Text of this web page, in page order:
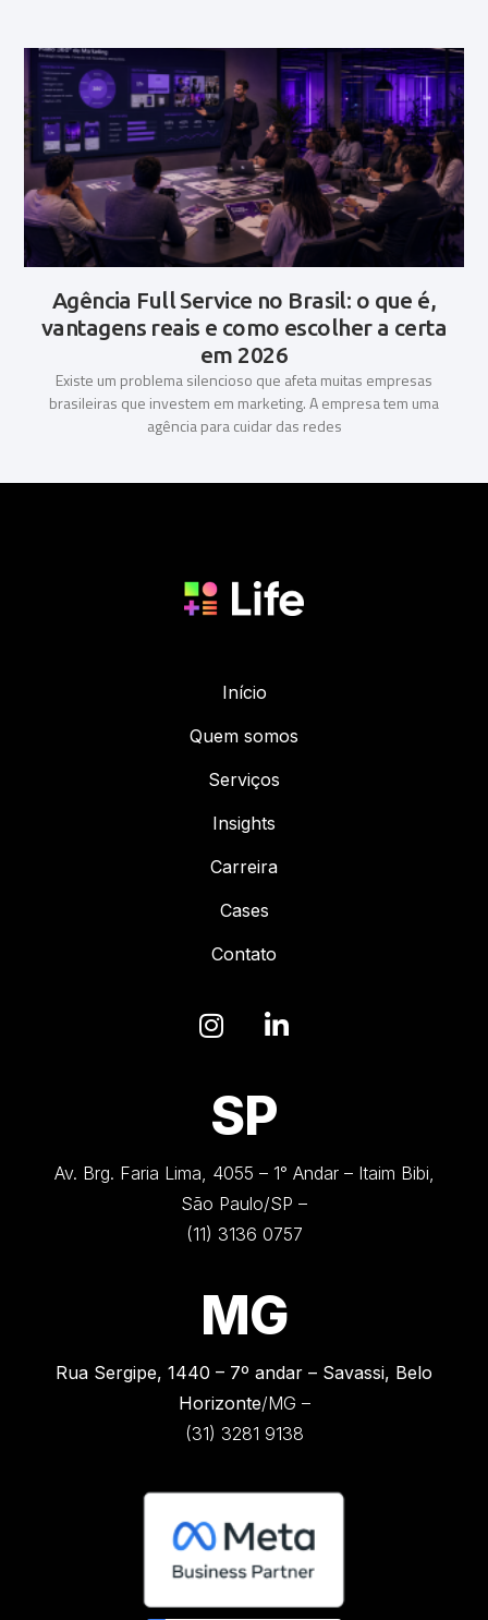
Agência Full Service no Brasil: o que é,
vantagens reais e como escolher a certa
em 2026
Existe um problema silencioso que afeta muitas empresas
brasileiras que investem em marketing. A empresa tem uma
agência para cuidar das redes
Início
Quem somos
Serviços
Insights
Carreira
Cases
Contato
SP
Av. Brg. Faria Lima, 4055 – 1° Andar – Itaim Bibi,
São Paulo/SP –
(11) 3136 0757
MG
Rua Sergipe, 1440 – 7º andar – Savassi, Belo
Horizonte/MG –
(31) 3281 9138